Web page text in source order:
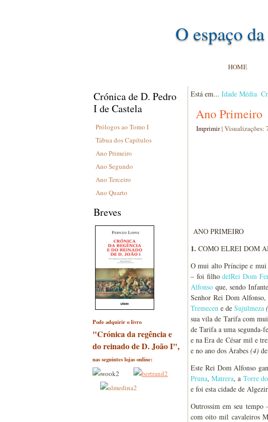
O espaço
HOME
Crónica de D. Pedro
I de Castela
Prólogos ao Tomo I
Tábua dos Capítulos
Ano Primeiro
Ano Segundo
Ano Terceiro
Ano Quarto
Breves
Pode adquirir o livro
"Crónica da regência e
do reinado de D. João I",
nas seguintes lojas online:
Está em... Idade Média
Ano Primeiro
Imprimir| Visualizações:
ANO PRIMEIRO
1. COMO ELREI DOM
O mui alto Príncipe e mui
– foi filhodelRei Dom
Alfonso que, sendo
Senhor Rei Dom
Tremecen e deSujulmeza
sua vila de Tarifa com
de Tarifa a uma segunda-
e na Era de César mil e
e no ano dos Árabes (4)
Este Rei Dom Alfonso
Pruna,Matrera, a Torre
e foi esta cidade de
Outrossim em seu
com oito mil cavaleiros